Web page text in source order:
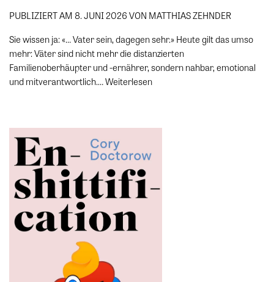
PUBLIZIERT AM 8. JUNI 2026 VON MATTHIAS ZEHNDER
Sie wissen ja: «… Vater sein, dagegen sehr.» Heute gilt das umso
mehr: Väter sind nicht mehr die distanzierten
Familienoberhäupter und -ernährer, sondern nahbar, emotional
und mitverantwortlich.…Weiterlesen